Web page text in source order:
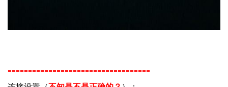
-----------------------------------